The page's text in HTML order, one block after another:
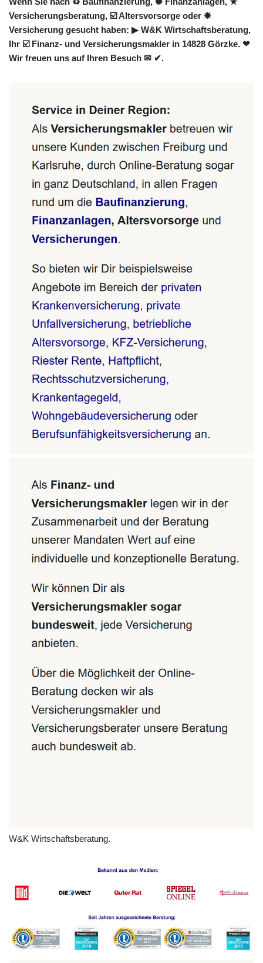
Versicherungsberatung, ☑️ Altersvorsorge oder ✹
Versicherung gesucht haben: ▶︎ W&K Wirtschaftsberatung,
Ihr ☑️ Finanz- und Versicherungsmakler in 14828 Görzke. ❤
Wir freuen uns auf Ihren Besuch ✉ ✔.
W&K Wirtschaftsberatung.